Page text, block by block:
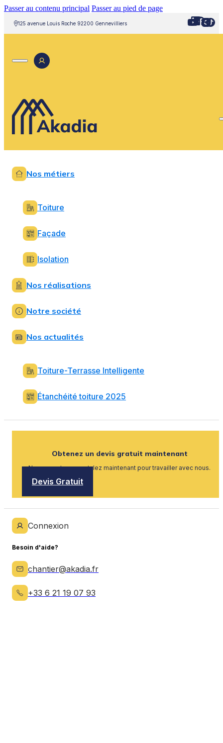
Passer au contenu principal Passer au pied de page
125 avenue Louis Roche 92200 Gennevilliers
Nos métiers
Toiture
Façade
Isolation
Nos réalisations
Notre société
Nos actualités
Toiture-Terrasse Intelligente
Étanchéité toiture 2025
Obtenez un devis gratuit maintenant
Nous recrutons, postulez maintenant pour travailler avec nous.
Devis Gratuit
Connexion
Besoin d'aide?
chantier@akadia.fr
+33 6 21 19 07 93